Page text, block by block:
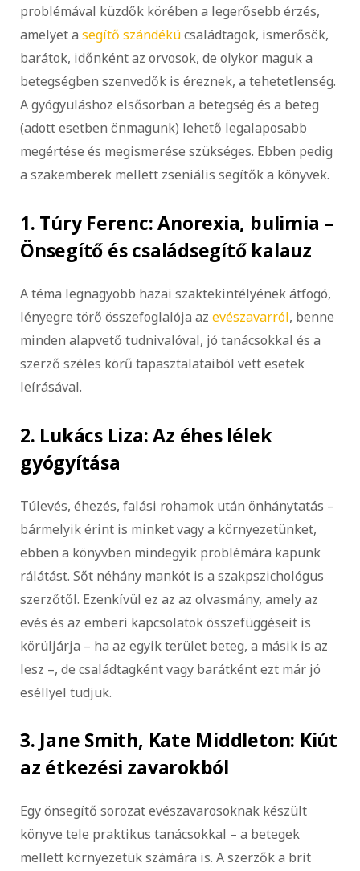
problémával küzdők körében a legerősebb érzés,
amelyet a segítő szándékúcsaládtagok, ismerősök,
barátok, időnként az orvosok, de olykor maguk a
betegségben szenvedők is éreznek, a tehetetlenség.
A gyógyuláshoz elsősorban a betegség és a beteg
(adott esetben önmagunk) lehető legalaposabb
megértése és megismerése szükséges. Ebben pedig
a szakemberek mellett zseniális segítők a könyvek.
1. Túry Ferenc: Anorexia, bulimia –
Önsegítő és családsegítő kalauz
A téma legnagyobb hazai szaktekintélyének átfogó,
lényegre törő összefoglalója az evészavarról, benne
minden alapvető tudnivalóval, jó tanácsokkal és a
szerző széles körű tapasztalataiból vett esetek
leírásával.
2. Lukács Liza: Az éhes lélek
gyógyítása
Túlevés, éhezés, falási rohamok után önhánytatás –
bármelyik érint is minket vagy a környezetünket,
ebben a könyvben mindegyik problémára kapunk
rálátást. Sőt néhány mankót is a szakpszichológus
szerzőtől. Ezenkívül ez az az olvasmány, amely az
evés és az emberi kapcsolatok összefüggéseit is
körüljárja – ha az egyik terület beteg, a másik is az
lesz –, de családtagként vagy barátként ezt már jó
eséllyel tudjuk.
3. Jane Smith, Kate Middleton: Kiút
az étkezési zavarokból
Egy önsegítő sorozat evészavarosoknak készült
könyve tele praktikus tanácsokkal – a betegek
mellett környezetük számára is. A szerzők a brit